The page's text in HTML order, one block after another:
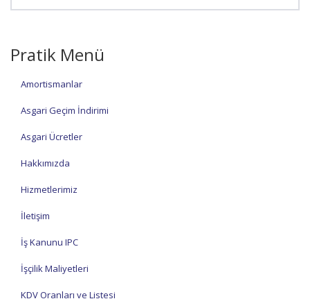
Pratik Menü
Amortismanlar
Asgari Geçim İndirimi
Asgari Ücretler
Hakkımızda
Hizmetlerimiz
İletişim
İş Kanunu IPC
İşçilik Maliyetleri
KDV Oranları ve Listesi